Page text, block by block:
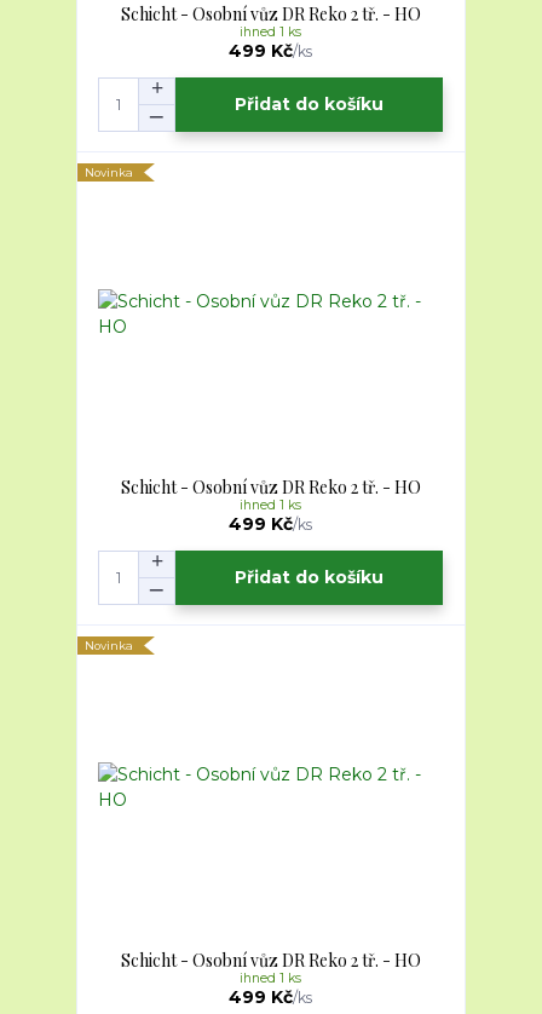
Schicht - Osobní vůz DR Reko 2 tř. - HO
499 Kč/ks
ihned 1 ks
Přidat do košíku
Novinka
Schicht - Osobní vůz DR Reko 2 tř. - HO
499 Kč/ks
ihned 1 ks
Přidat do košíku
Novinka
Schicht - Osobní vůz DR Reko 2 tř. - HO
499 Kč/ks
ihned 1 ks